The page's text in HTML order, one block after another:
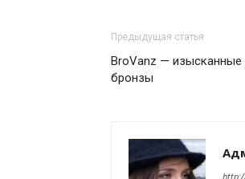
Предыдущая статья
BroVanz — изысканные
бронзы